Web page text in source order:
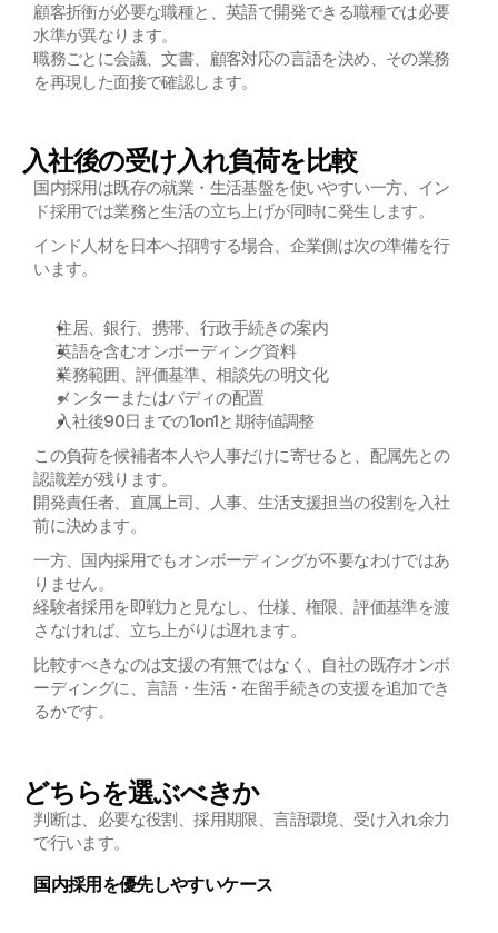
顧客折衝が必要な職種と、英語で開発できる職種では必要
水準が異なります。
職務ごとに会議、文書、顧客対応の言語を決め、その業務
を再現した面接で確認します。
入社後の受け入れ負荷を比較
国内採用は既存の就業・生活基盤を使いやすい一方、イン
ド採用では業務と生活の立ち上げが同時に発生します。
インド人材を日本へ招聘する場合、企業側は次の準備を行
います。
住居、銀行、携帯、行政手続きの案内
英語を含むオンボーディング資料
業務範囲、評価基準、相談先の明文化
メンターまたはバディの配置
入社後90日までの1on1と期待値調整
この負荷を候補者本人や人事だけに寄せると、配属先との
認識差が残ります。
開発責任者、直属上司、人事、生活支援担当の役割を入社
前に決めます。
一方、国内採用でもオンボーディングが不要なわけではあ
りません。
経験者採用を即戦力と見なし、仕様、権限、評価基準を渡
さなければ、立ち上がりは遅れます。
比較すべきなのは支援の有無ではなく、自社の既存オンボ
ーディングに、言語・生活・在留手続きの支援を追加でき
るかです。
どちらを選ぶべきか
判断は、必要な役割、採用期限、言語環境、受け入れ余力
で行います。
国内採用を優先しやすいケース